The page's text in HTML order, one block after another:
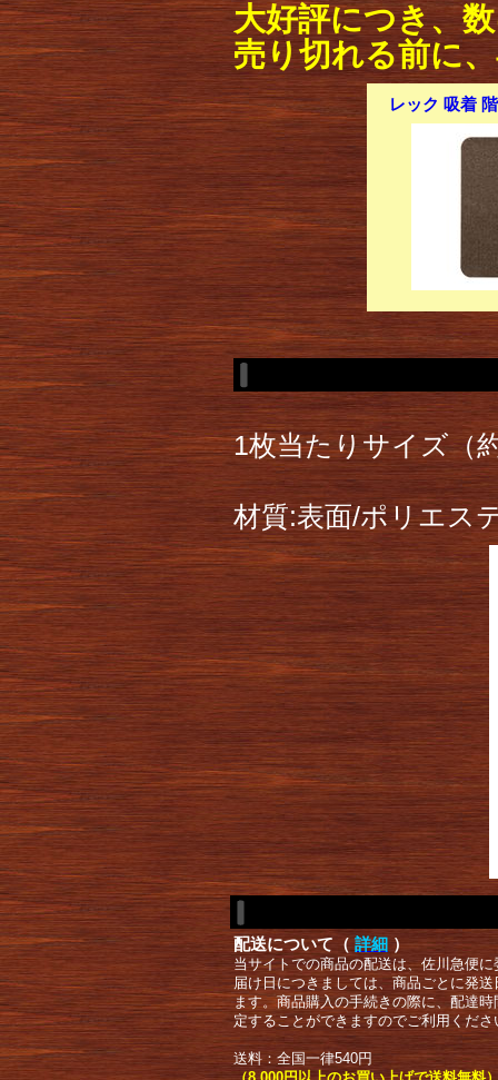
大好評につき、
売り切れる前に
レック 吸着
1枚当たりサイズ（
材質:表面/ポリエス
配送について（ 詳細 ）
当サイトでの商品の配送は、佐川急便
届け日につきましては、商品ごとに発
ます。商品購入の手続きの際に、配達
定することができますのでご利用くださ
送料：全国一律540円